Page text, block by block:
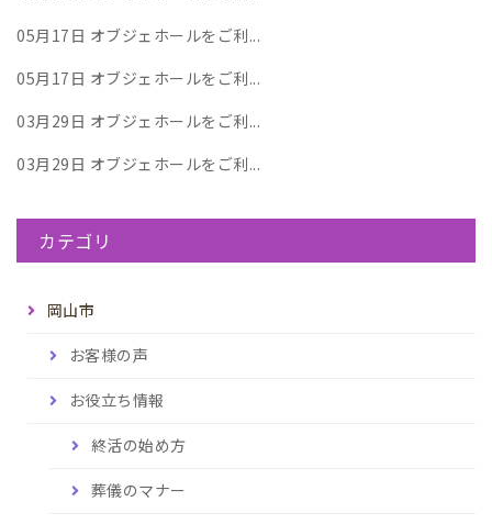
05月17日 オブジェホールをご利...
05月17日 オブジェホールをご利...
03月29日 オブジェホールをご利...
03月29日 オブジェホールをご利...
カテゴリ
岡山市
お客様の声
お役立ち情報
終活の始め方
葬儀のマナー